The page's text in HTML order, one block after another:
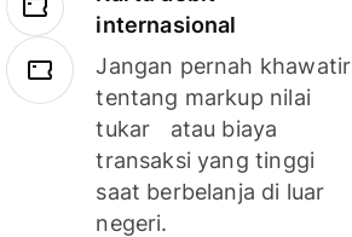
internasional
Jangan pernah khawatir
tentang markup nilai
tukar atau biaya
transaksi yang tinggi
saat berbelanja di luar
negeri.